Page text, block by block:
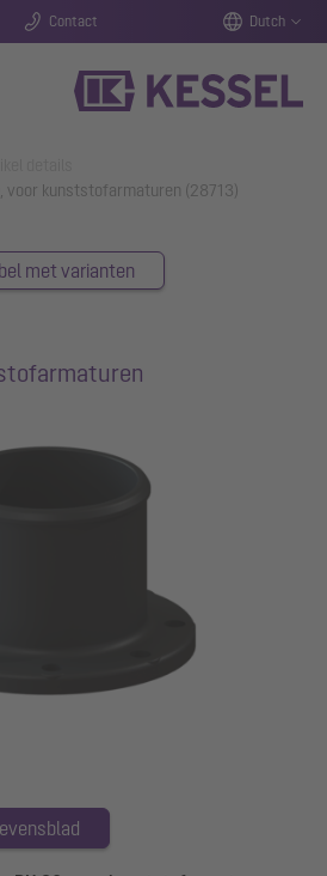
Contact Dutch
voor kunststofarmaturen (28713)
met varianten